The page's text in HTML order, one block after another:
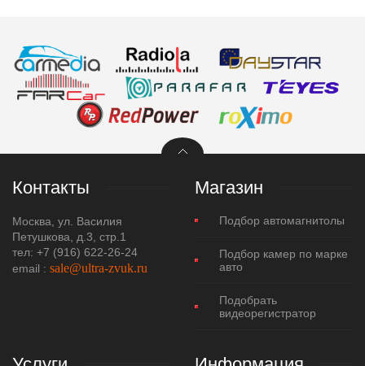
Контакты
Москва, ул. Василия
Петушкова, д.3, стр.1
тел: +7 (916) 622-26-24
еmail : sale@ultra-zvuk.ru
Магазин
Подбор автомагнитолы
Подбор камер по марке
авто
Подобрать
видеорегистратор